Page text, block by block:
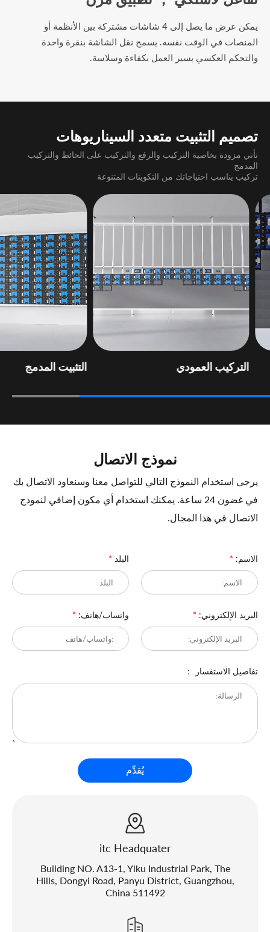
يمكن عرض ما يصل إلى 4 شاشات مشتركة بين الأنظمة أو
المنصات في الوقت نفسه. يسمح نقل الشاشة بنقرة واحدة
والتحكم العكسي بسير العمل بكفاءة وسلاسة.
تصميم التثبيت متعدد السيناريوهات
تأتي مزودة بخاصية التركيب والرفع والتركيب على الحائط والتركيب
المدمج
تركيب يناسب احتياجاتك من التكوينات المتنوعة
التركيب العمودي التثبيت المدمج
نموذج الاتصال
يرجى استخدام النموذج التالي للتواصل معنا وسنعاود الاتصال بك
في غضون 24 ساعة. يمكنك استخدام أي مكون إضافي لنموذج
الاتصال في هذا المجال.
الاسم: * البلد *
البريد الإلكتروني: * واتساب/هاتف: *
تفاصيل الاستفسار ：
يُقدِّم
itc Headquater
Building NO. A13-1, Yiku Industrial Park, The
Hills, Dongyi Road, Panyu District, Guangzhou,
China 511492